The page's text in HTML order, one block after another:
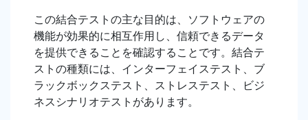
この結合テストの主な目的は、ソフトウェアの
機能が効果的に相互作用し、信頼できるデータ
を提供できることを確認することです。結合テ
ストの種類には、インターフェイステスト、ブ
ラックボックステスト、ストレステスト、ビジ
ネスシナリオテストがあります。